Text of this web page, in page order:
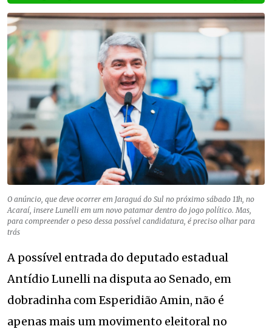
O anúncio, que deve ocorrer em Jaraguá do Sul no próximo sábado 11h, no
Acaraí, insere Lunelli em um novo patamar dentro do jogo político. Mas,
para compreender o peso dessa possível candidatura, é preciso olhar para
trás
A possível entrada do deputado estadual
Antídio Lunelli na disputa ao Senado, em
dobradinha com Esperidião Amin, não é
apenas mais um movimento eleitoral no